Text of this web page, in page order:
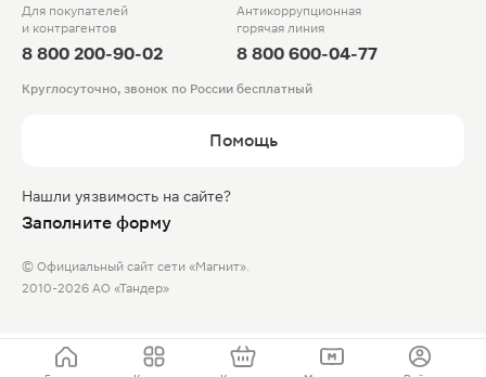
Для покупателей
и контрагентов
8 800 200-90-02
Антикоррупционная
горячая линия
8 800 600-04-77
Круглосуточно, звонок по России бесплатный
Помощь
Нашли уязвимость на сайте?
Заполните форму
© Официальный сайт сети «Магнит».
2010-2026 АО «Тандер»